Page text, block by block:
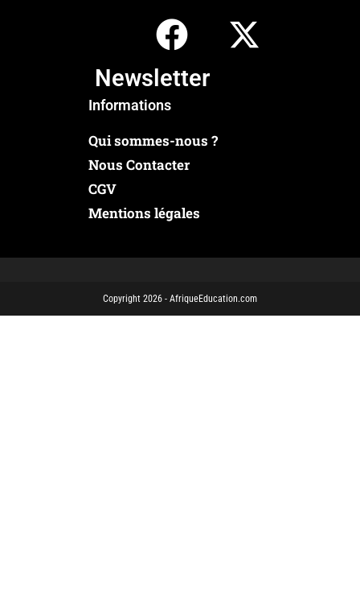
Newsletter
Informations
Qui sommes-nous ?
Nous Contacter
CGV
Mentions légales
Copyright 2026 - AfriqueEducation.com